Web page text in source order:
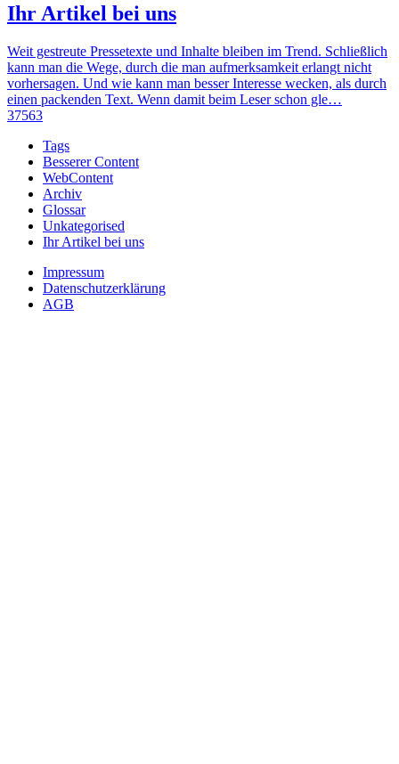
Ihr Artikel bei uns
Weit gestreute Pressetexte und Inhalte bleiben im Trend. Schließlich
kann man die Wege, durch die man aufmerksamkeit erlangt nicht
vorhersagen. Und wie kann man besser Interesse wecken, als durch
einen packenden Text. Wenn damit beim Leser schon gle…
37563
Tags
Besserer Content
WebContent
Archiv
Glossar
Unkategorised
Ihr Artikel bei uns
Impressum
Datenschutzerklärung
AGB